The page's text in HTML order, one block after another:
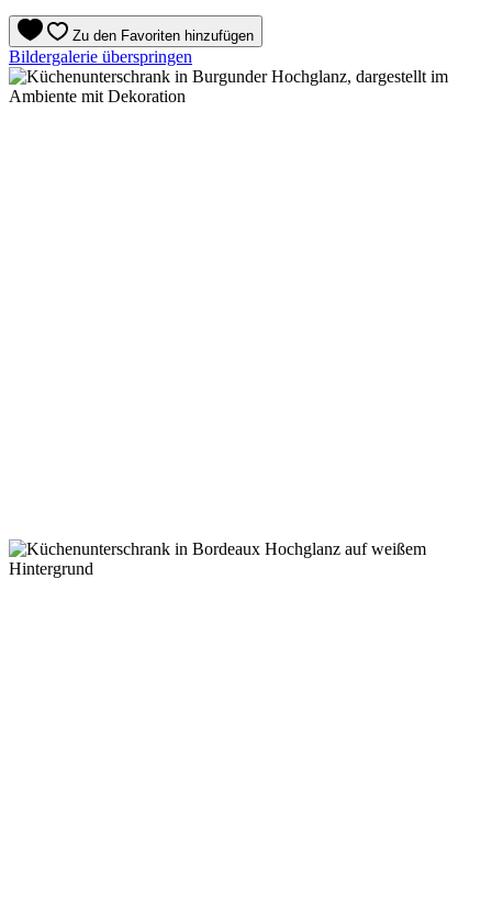
Zu den Favoriten hinzufügen
Bildergalerie überspringen